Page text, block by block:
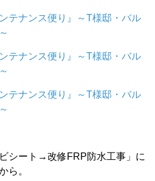
テナンス便り』～T様邸・バル
テナンス便り』～T様邸・バル
テナンス便り』～T様邸・バル
シート→改修FRP防水工事」に
ら。